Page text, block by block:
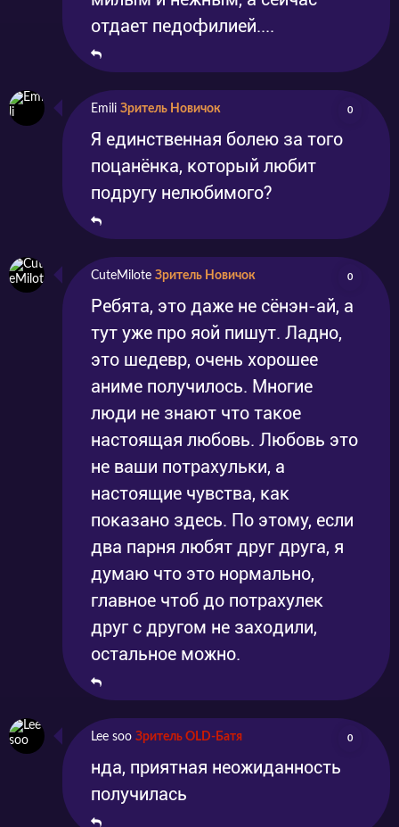
отдает педофилией....
Emili Зритель Новичок 0
Я единственная болею за того
поцанёнка, который любит
подругу нелюбимого?
CuteMilote Зритель Новичок 0
Ребята, это даже не сёнэн-ай, а
тут уже про яой пишут. Ладно,
это шедевр, очень хорошее
аниме получилось. Многие
люди не знают что такое
настоящая любовь. Любовь это
не ваши потрахульки, а
настоящие чувства, как
показано здесь. По этому, если
два парня любят друг друга, я
думаю что это нормально,
главное чтоб до потрахулек
друг с другом не заходили,
остальное можно.
Lee soo Зритель OLD-Батя 0
нда, приятная неожиданность
получилась